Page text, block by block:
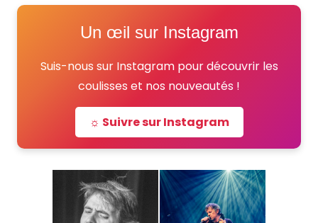
Un œil sur Instagram
Suis-nous sur Instagram pour découvrir les
coulisses et nos nouveautés !
☼ Suivre sur Instagram